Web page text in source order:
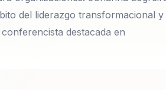
del liderazgo transformacional y
destacada en
en el ámbito del liderazgo